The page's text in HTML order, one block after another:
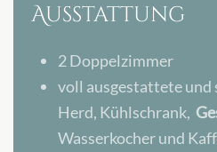
Ausstattung
2 Doppelzimmer
voll ausgestattete und
Herd, Kühlschrank,
Wasserkocher und